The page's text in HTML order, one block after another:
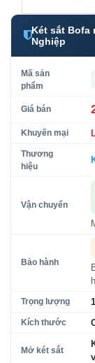
Két sắt Bofa
Nghiệp
Mã sản
phẩm
Giá bán
Khuyến mại
Thương
hiệu
Vận chuyển
Bảo hành
Trọng lượng
Kích thước
Mở két sắt